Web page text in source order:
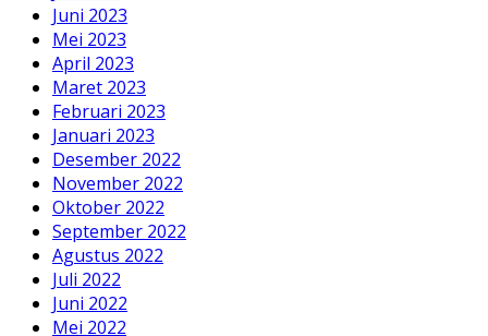
Juni 2023
Mei 2023
April 2023
Maret 2023
Februari 2023
Januari 2023
Desember 2022
November 2022
Oktober 2022
September 2022
Agustus 2022
Juli 2022
Juni 2022
Mei 2022